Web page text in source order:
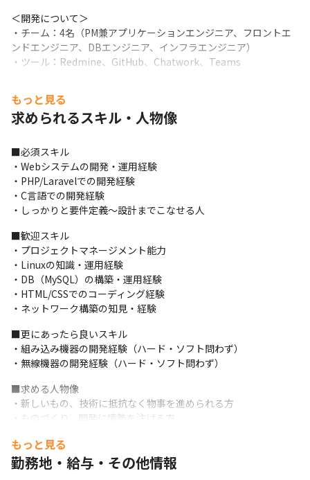
＜開発について＞
・チーム：4名（PM兼アプリケーションエンジニア、フロントエ
ンドエンジニア、DBエンジニア、インフラエンジニア）
・ツール：Redmine、GitHub、Chatwork、Teams
・担当していただく、スマートデバイス用システムは、自社開発
のスマートデバイスの運用をつかさどるシステムであり、無線技
案する画期的な製品です。
■この仕事の魅力
・マイコンレベルのハードウェア、無線技術、モーター制御、LTE
通信、LPWA通信など、様々な技術に直接触れた上で、自身のアイ
ディアを形にできるWeb開発は、分業化された現在の開発手法で
はなかなか味わえない醍醐味です。
ものづくりに興味があるWebエンジニアはとても理想的な環境だ
と思います。
・のんびりした社風のなかで、ゆったりと自分のペースで仕事に
取り組むことができます。
・様々な技術をもったスタッフがそろっていますので、皆で助け
合いながら一つのプロジェクトを推進する喜びも味わえます。
もっと見る
求められるスキル・人物像
■必須スキル
・Webシステムの開発・運用経験
・PHP/Laravelでの開発経験
・C言語での開発経験
・しっかりと要件定義～設計までこなせる人
■歓迎スキル
・プロジェクトマネージメント能力
・Linuxの知識・運用経験
・DB（MySQL）の構築・運用経験
・HTML/CSSでのコーディング経験
・ネットワーク構築の知見・経験
■更にあったら良いスキル
・組み込み機器の開発経験（ハード・ソフト問わず）
・無線機器の開発経験（ハード・ソフト問わず）
■求める人物像
・新しいもの、技術に抵抗なく物事を進められる方
・ものづくり、開発に情熱を注げる方
・できればコミュニケーション力
・できればマネージメント力
もっと見る
勤務地・給与・その他情報